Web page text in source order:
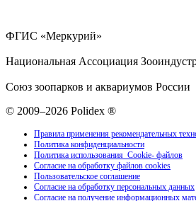
ФГИС «Меркурий»
Национальная Ассоциация
Союз зоопарков и аквариумов России
© 2009–2026 Polidex ®
Правила применения рекомендательных
Политика конфиденциальности
Политика использования Cookie- файлов
Согласие на обработку файлов cookies
Пользовательское соглашение
Согласие на обработку персональных данных
Согласие на получение информационных